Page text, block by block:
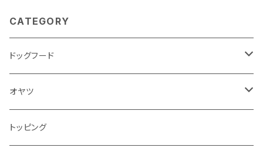
CATEGORY
ドッグフード
ベニソンレシピ
馬肉レシピ
オヤツ
鶏むねジャーキー
トッピング